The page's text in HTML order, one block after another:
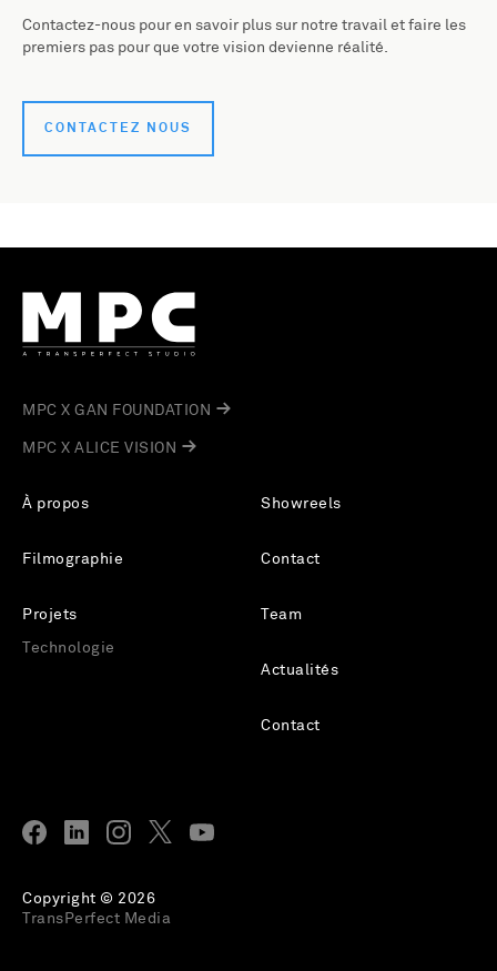
Contactez-nous pour en savoir plus sur notre travail et faire les
premiers pas pour que votre vision devienne réalité.
CONTACTEZ NOUS
À propos
Filmographie
Projets
Technologie
Showreels
Contact
Team
Actualités
Contact
MPC X GAN FOUNDATION
MPC X ALICE VISION
Copyright © 2026
TransPerfect Media